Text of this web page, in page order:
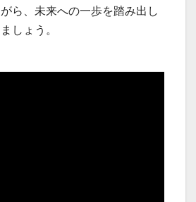
がら、未来への一歩を踏み出し
ましょう。